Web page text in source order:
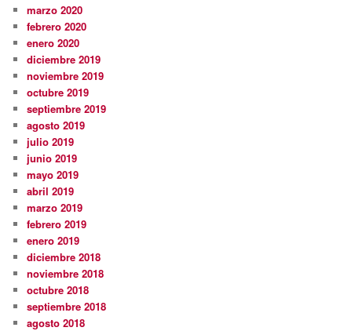
marzo 2020
febrero 2020
enero 2020
diciembre 2019
noviembre 2019
octubre 2019
septiembre 2019
agosto 2019
julio 2019
junio 2019
mayo 2019
abril 2019
marzo 2019
febrero 2019
enero 2019
diciembre 2018
noviembre 2018
octubre 2018
septiembre 2018
agosto 2018